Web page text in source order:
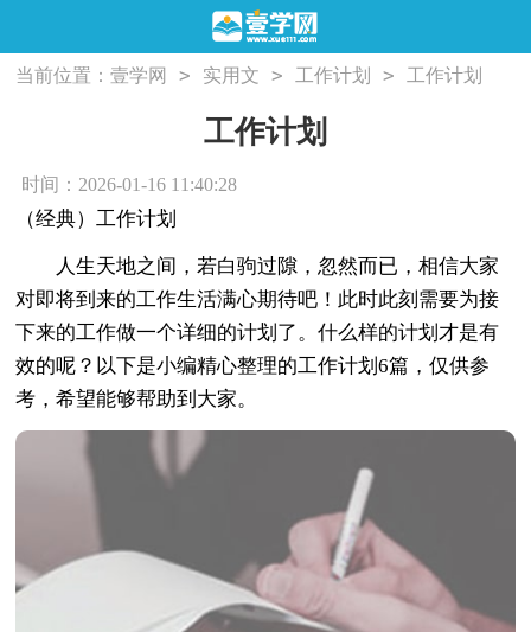
当前位置：壹学网 > 实用文 > 工作计划 > 工作计划
工作计划
时间：2026-01-16 11:40:28
（经典）工作计划
人生天地之间，若白驹过隙，忽然而已，相信大家
对即将到来的工作生活满心期待吧！此时此刻需要为接
下来的工作做一个详细的计划了。什么样的计划才是有
效的呢？以下是小编精心整理的工作计划6篇，仅供参
考，希望能够帮助到大家。